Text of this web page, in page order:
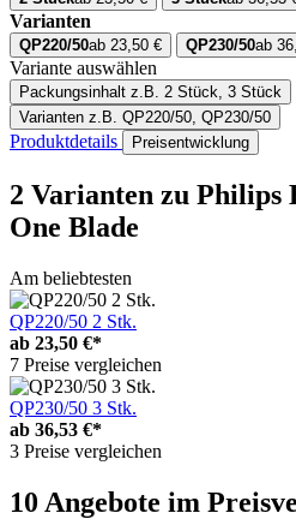
Varianten
QP220/50ab 23,50 € QP230/50ab
Variante auswählen
Packungsinhalt z.B. 2 Stück, 3 Stück
Varianten z.B. QP220/50, QP230/50
Produktdetails Preisentwicklung
2 Varianten zu Philips
One Blade
Am beliebtesten
QP220/50 2 Stk.
ab 23,50 €*
7 Preise vergleichen
QP230/50 3 Stk.
ab 36,53 €*
3 Preise vergleichen
10 Angebote im